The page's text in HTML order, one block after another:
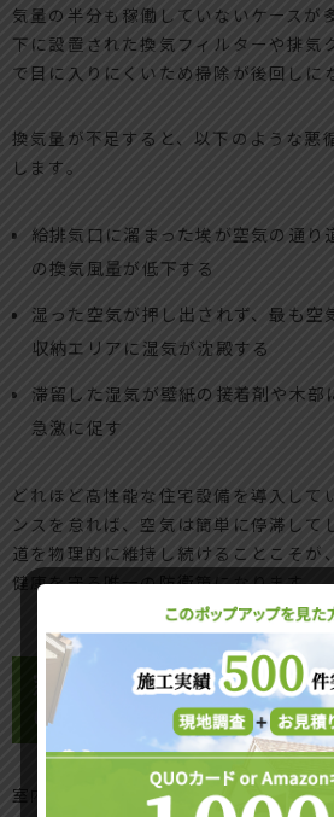
気量の半分も稼働していないケースが
下に設置された換気フィルターや排気
で目に入りにくいため掃除が後回しに
換気量が不足すると、以下のような悪
します。
給排気口に溜まった埃が空気の通り
の換気風量が低下する
湿った空気が押し出されず、最も空
収納エリアに湿気が沈殿する
滞留した湿気が壁紙の接着剤や木部
急激に促す
どれほど高性能な住宅設備を導入して
ンスを怠れば、空気は簡単に停滞して
道を物理的に維持し続けることこそが
健康を守る唯一の防衛策になります。
窓ガラスやサッシの周辺
の裏側で静かに広がるカ
室内の目に見える場所に黒ずみが発生